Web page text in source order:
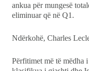
ankua për mungesë
eliminuar që në Q1.
Ndërkohë, Charles
Përfitimet më të